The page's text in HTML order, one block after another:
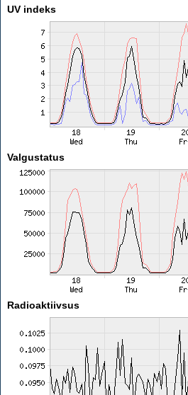
UV indeks
Valgustatus
Radioaktiivsus